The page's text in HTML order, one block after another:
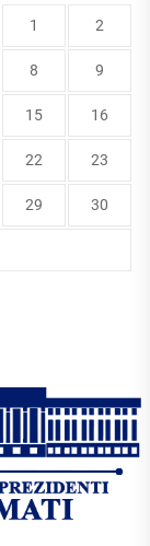
1 2
8 9
15 16
22 23
29 30